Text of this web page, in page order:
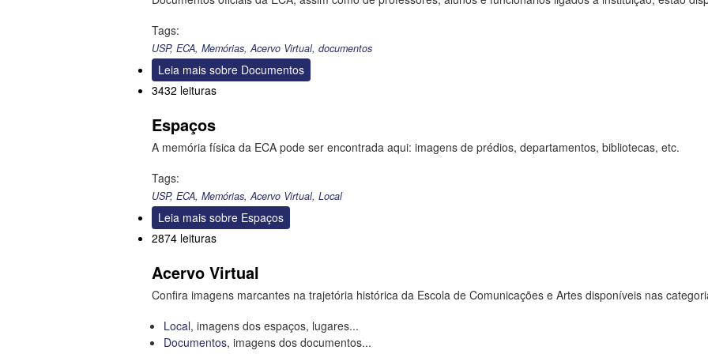
Tags:
USP, ECA, Memórias,Acervo Virtual, documentos
Leia mais sobre Documentos
3432 leituras
Espaços
A memória física da ECA pode ser encontrada aqui: imagens de prédios, departamentos, bibliotecas, etc.
Tags:
USP, ECA, Memórias,Acervo Virtual, Local
Leia mais sobre Espaços
2874 leituras
Acervo Virtual
Confira imagens marcantes na trajetória histórica da Escola de Comunicações e Artes disponíveis nas
Local, imagens dos espaços, lugares...
Documentos, imagens dos documentos...